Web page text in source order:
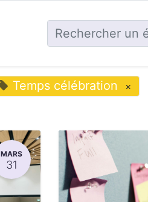
Temps célébration ×
MARS
31